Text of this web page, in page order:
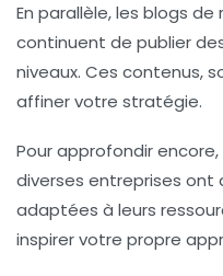
En parallèle, les blogs
continuent de publier
niveaux. Ces contenus,
affiner votre stratégie.
Pour approfondir
diverses entreprises ont
adaptées à leurs
inspirer votre propre